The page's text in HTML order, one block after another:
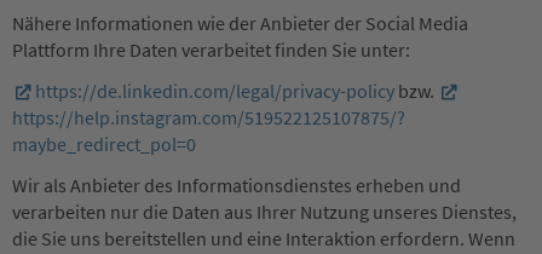
Nähere Informationen wie der Anbieter der Social Media
Plattform Ihre Daten verarbeitet finden Sie unter:
https://de.linkedin.com/legal/privacy-policy bzw.
https://help.instagram.com/519522125107875/?
maybe_redirect_pol=0
Wir als Anbieter des Informationsdienstes erheben und
verarbeiten nur die Daten aus Ihrer Nutzung unseres Dienstes,
die Sie uns bereitstellen und eine Interaktion erfordern. Wenn